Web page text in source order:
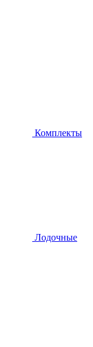
Комплекты
Лодочные